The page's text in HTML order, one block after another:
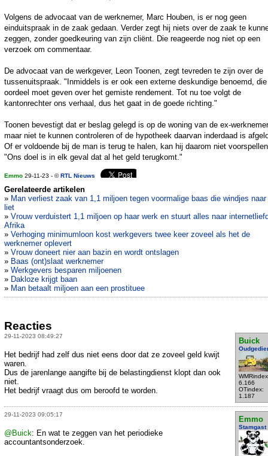
Volgens de advocaat van de werknemer, Marc Houben, is er nog geen
einduitspraak in de zaak gedaan. Verder zegt hij niets over de zaak te
zeggen, zonder goedkeuring van zijn cliënt. Die reageerde nog niet op een
verzoek om commentaar.
De advocaat van de werkgever, Leon Toonen, zegt tevreden te zijn over de
tussenuitspraak. "Inmiddels is er ook een externe deskundige benoemd,
oordeel moet geven over het gemiste rendement. Tot nu toe volgt de
kantonrechter ons verhaal, dus het gaat in de goede richting."
Toonen bevestigt dat er beslag gelegd is op de woning van de ex-
maar niet te kunnen controleren of de hypotheek daarvan inderdaad is
Of er voldoende bij de man is terug te halen, kan hij daarom niet
"Ons doel is in elk geval dat al het geld terugkomt."
Emmo 29-11-23 - ©RTL Nieuws
Gerelateerde artikelen
» Man verliest zaak van 1,1 miljoen tegen voormalige baas die windjes naar
liet
» Vrouw verduistert 1,1 miljoen op haar werk en stuurt alles naar
Afrika
» Verhoging minimumloon kost werkgevers twee keer zoveel als het de
werknemer oplevert
» Vrouw doneert nier aan bazin en wordt ontslagen
» Baas (ont)slaat werknemer
» Werkgevers besparen miljoenen
» Dakloze krijgt baan
» Man betaalt miljoen aan een prostituee
Reacties
29-11-2023 08:49:27
Buick
6.166
OTindex:
1.187
Het bedrijf had zelf dus niet eens door dat ze zoveel geld kwijt
waren.
Dus de jarenlange aangifte bij de belastingdienst klopt dan ook
niet.
Het bedrijf vraagt dus om beroofd te worden.
29-11-2023 09:05:17
Emmo
Stamgast
@Buick: En wat te zeggen van het periodieke
accountantsonderzoek.